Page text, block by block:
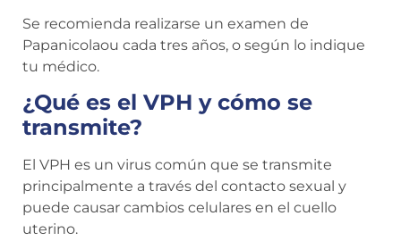
Se recomienda realizarse un examen de
Papanicolaou cada tres años, o según lo indique
tu médico.
¿Qué es el VPH y cómo se
transmite?
El VPH es un virus común que se transmite
principalmente a través del contacto sexual y
puede causar cambios celulares en el cuello
uterino.